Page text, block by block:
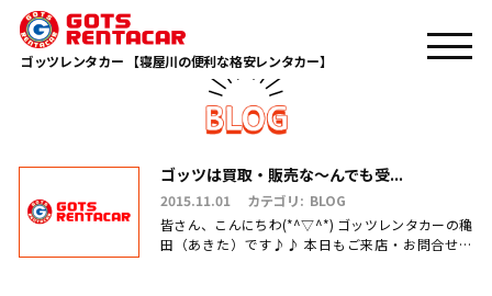
ゴッツレンタカー 【寝屋川の便利な格安レンタカー】
TOP トラック
ゴッツは買取・販売な～んでも受...
2015.11.01 カテゴリ: BLOG
皆さん、こんにちわ(*^▽^*) ゴッツレンタカーの穐
田（あきた）です♪♪ 本日もご来店・お問合せ頂